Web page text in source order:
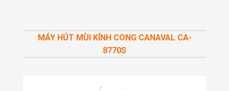
MÁY HÚT MÙI KÍNH CONG CANAVAL CA-
8770S